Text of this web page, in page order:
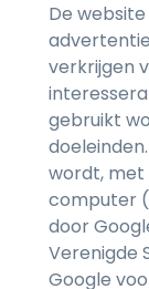
De
verkrijgen
gebruikt
wordt, met
computer
door
Verenigde
Google